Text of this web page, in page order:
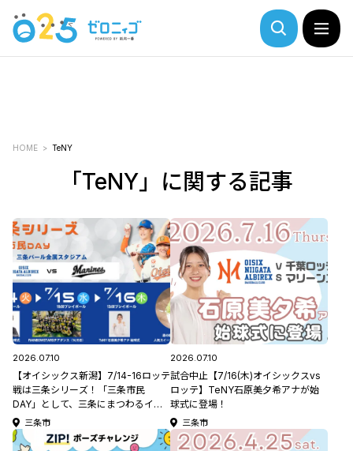
HOME TeNY
「TeNY」に関する記事
2026.07.10
【オイシックス新潟】7/14-16ロッテ
戦は三条シリーズ！「三条市民
DAY」として、三条にまつわるイベ
ント盛りだくさん #オイシックス新
潟アルビレックスBC コラム
三条市
2026.07.10
試合中止【7/16(木)オイシックスvs
ロッテ】TeNY石原美夕希アナが始
球式に登場！
三条市